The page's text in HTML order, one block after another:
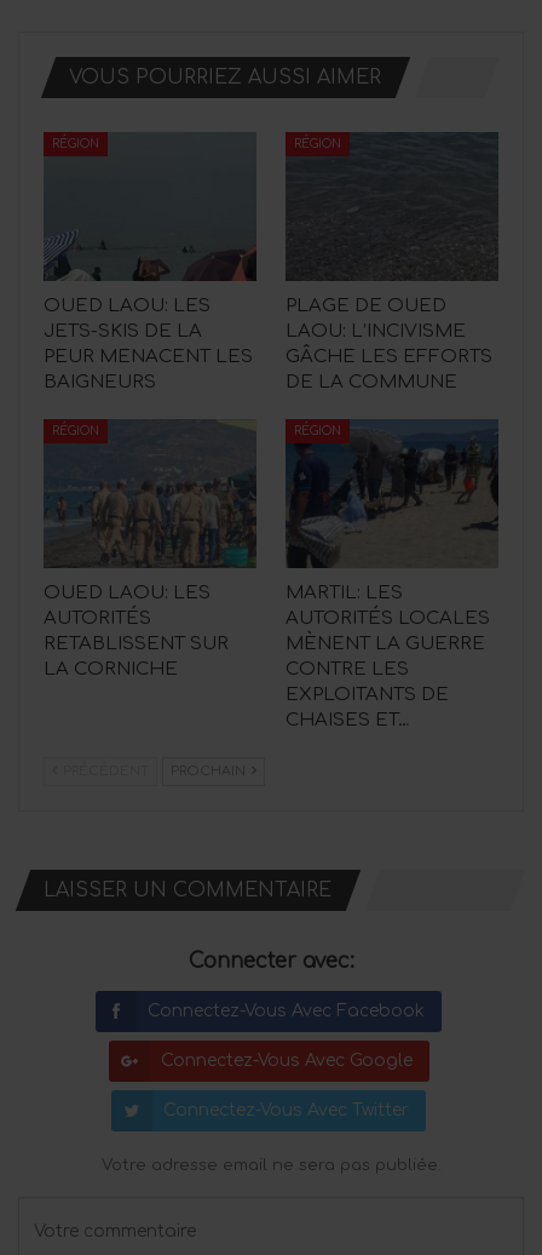
VOUS POURRIEZ AUSSI AIMER
RÉGION
OUED LAOU: LES
JETS-SKIS DE LA
PEUR MENACENT LES
BAIGNEURS
RÉGION
PLAGE DE OUED
LAOU: L’INCIVISME
GÂCHE LES EFFORTS
DE LA COMMUNE
RÉGION
OUED LAOU: LES
AUTORITÉS
RETABLISSENT SUR
LA CORNICHE
RÉGION
MARTIL: LES
AUTORITÉS LOCALES
MÈNENT LA GUERRE
CONTRE LES
EXPLOITANTS DE
CHAISES ET…
PROCHAIN
LAISSER UN COMMENTAIRE
Connecter avec:
Connectez-Vous Avec Facebook
Connectez-Vous Avec Google
Connectez-Vous Avec Twitter
Votre adresse email ne sera pas publiée.